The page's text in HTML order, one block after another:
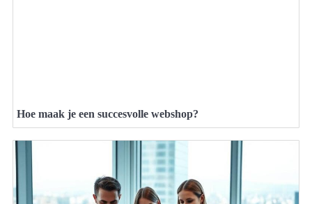
Hoe maak je een succesvolle webshop?